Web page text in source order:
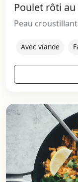
Poulet rôti
Peau
Avec viande